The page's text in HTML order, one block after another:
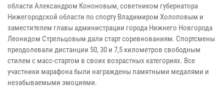
области Александром Кононовым, советником губернатора
Нижегородской области по спорту Владимиром Холоповым и
заместителем главы администрации города Нижнего Новгорода
Леонидом Стрельцовым дали старт соревнованиям. Спортсмены
преодолевали дистанции 50, 30 и 7,5 километров свободным
стилем с масс-стартом в своих возрастных категориях. Все
участники марафона были награждены памятными медалями и
незабываемыми эмоциями.